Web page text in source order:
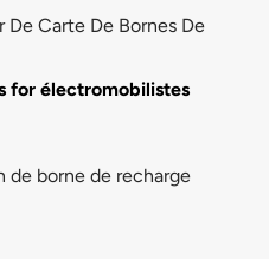
De Carte De Bornes De
for électromobilistes
de borne de recharge